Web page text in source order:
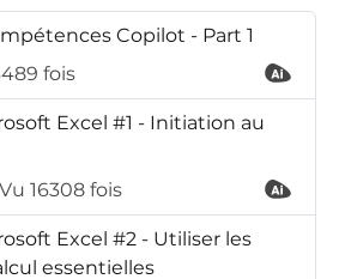
Copilot - Part 1
fois
Excel #1 - Initiation au
Vu 16308 fois
Excel #2 - Utiliser les
essentielles